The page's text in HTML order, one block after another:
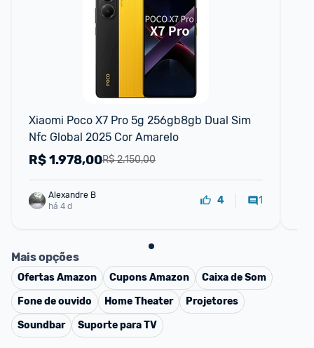
Xiaomi Poco X7 Pro 5g 256gb8gb Dual Sim
Nfc Global 2025 Cor Amarelo
R$ 2.150,00
R$1.978,00
Alexandre B
há 4 d
4 1
Mais opções
OfertasAmazon CuponsAmazon
Caixa de Som
Fone de ouvido
Home Theater
Projetores
Soundbar
Suporte para TV